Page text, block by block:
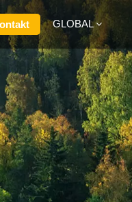
GLOBAL
English
Français
Deutsch
Русский